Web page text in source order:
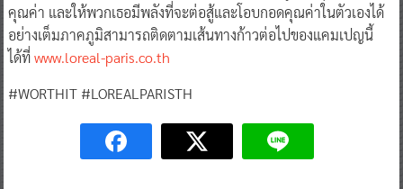
คุณค่า และให้พวกเธอมีพลังที่จะต่อสู้และโอบกอดคุณค่าในตัวเองได้
อย่างเต็มภาคภูมิสามารถติดตามเส้นทางก้าวต่อไปของแคมเปญนี้
ได้ที่www.loreal-paris.co.th
#WORTHIT #LOREALPARISTH